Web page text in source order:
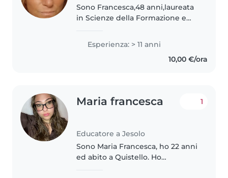
Sono Francesca,48 anni,laureata
in Scienze della Formazione e
della neonatologia e prima
infanzia da più di 20 anni
oramai,amo molto i bambini e
Esperienza: > 11 anni
10,00 €/ora
Maria francesca
Educatore a Jesolo
1
Sono Maria Francesca, ho 22 anni
ed abito a Quistello. Ho